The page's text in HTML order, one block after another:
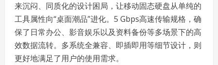
来沉闷、同质化的设计困局，让移动固态硬盘从单纯的
工具属性向“桌面潮品”进化。5 Gbps高速传输规格，确
保了日常办公、影音娱乐以及资料备份等多场景下的高
效数据流转。多系统全兼容、即插即用等细节设计，则
更好地满足了用户的使用需求。